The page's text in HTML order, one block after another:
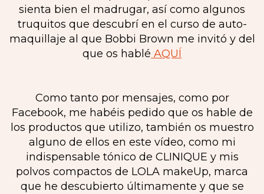
sienta bien el madrugar, así como algunos
truquitos que descubrí en el curso de auto-
maquillaje al que Bobbi Brown me invitó y del
que os hablé AQUÍ
Como tanto por mensajes, como por
Facebook, me habéis pedido que os hable de
los productos que utilizo, también os muestro
alguno de ellos en este vídeo, como mi
indispensable tónico de CLINIQUE y mis
polvos compactos de LOLA makeUp, marca
que he descubierto últimamente y que se